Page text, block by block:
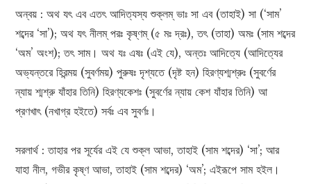
অন্বয় : অথ যৎ এব এতৎ আদিত্যস্য শুক্লম্ ভাঃ সা এব (তাহাই) সা (‘সাম’
শব্দের ‘সা’); অথ যৎ নীলম্ পরঃ কৃষ্ণম্ (৫ মঃ দ্রঃ), তৎ (তাহা) অমঃ (সাম শব্দের
‘অম’ অংশ); তৎ সাম। অথ যঃ এষঃ (এই যে), অন্তঃ আদিত্যে (আদিত্যের
অভ্যন্তরে হিরন্ময় (সুবর্ণময়) পুরুষঃ দৃশ্যতে (দৃষ্ট হন) হিরণ্যশ্মশ্রুঃ (সুবর্ণের
ন্যায় শ্মশ্রু যাঁহার তিনি) হিরণ্যকেশঃ (সুবর্ণের ন্যায় কেশ যাঁহার তিনি) আ
প্রণখাৎ (নখাগ্র হইতে) সর্বঃ এব সুবর্ণঃ।
সরলার্থ : তাহার পর সূর্যের এই যে শুক্ল আভা, তাহাই (সাম শব্দের) ‘সা’; আর
যাহা নীল, গভীর কৃষ্ণ আভা, তাহাই (সাম শব্দের) ‘অম’; এইরূপে সাম হইল।